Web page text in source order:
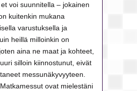
voi suunnitella – jokainen
kuitenkin mukana
varustuksella ja
heillä milloinkin on
aina ne maat ja kohteet,
silloin kiinnostunut, eivät
messunäkyvyyteen.
ovat mielestäni